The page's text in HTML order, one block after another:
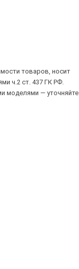
товаров, носит
ч.2 ст. 437 ГК РФ.
моделями — уточняйте